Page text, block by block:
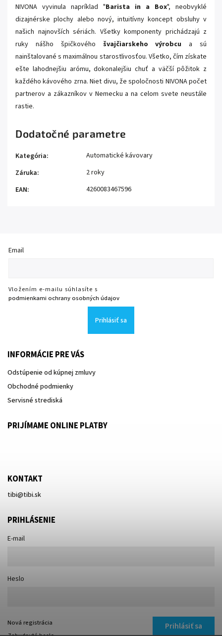
NIVONA vyvinula napríklad "Barista in a Box", neobvyklé
dizajnérske plochy alebo nový, intuitívny koncept obsluhy v
našich najnovších sériách. Všetky komponenty prichádzajú z
ruky nášho špičkového švajčiarskeho výrobcu a sú
nainštalované s maximálnou starostlivosťou. Všetko, čím získate
ešte lahodnejšiu arómu, dokonalejšiu chuť a väčší pôžitok z
každého kávového zrna. Niet divu, že spoločnosti NIVONA počet
partnerov a zákazníkov v Nemecku a na celom svete neustále
rastie.
Dodatočné parametre
Kategória:
Automatické kávovary
Záruka:
2 roky
EAN: 4260083467596
Email
Vložením e-mailu súhlasíte s
podmienkami ochrany osobných údajov
Prihlásiť sa
INFORMÁCIE PRE VÁS
Odstúpenie od kúpnej zmluvy
Obchodné podmienky
Servisné strediská
PRIJÍMAME ONLINE PLATBY
KONTAKT
tibi@tibi.sk
PRIHLÁSENIE
E-mail
Heslo
Prihlásiť sa
Nová registrácia